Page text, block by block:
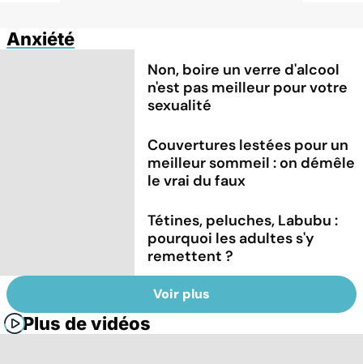
Anxiété
Non, boire un verre d'alcool
n'est pas meilleur pour votre
sexualité
Couvertures lestées pour un
meilleur sommeil : on démêle
le vrai du faux
Tétines, peluches, Labubu :
pourquoi les adultes s'y
remettent ?
Voir plus
Plus de vidéos